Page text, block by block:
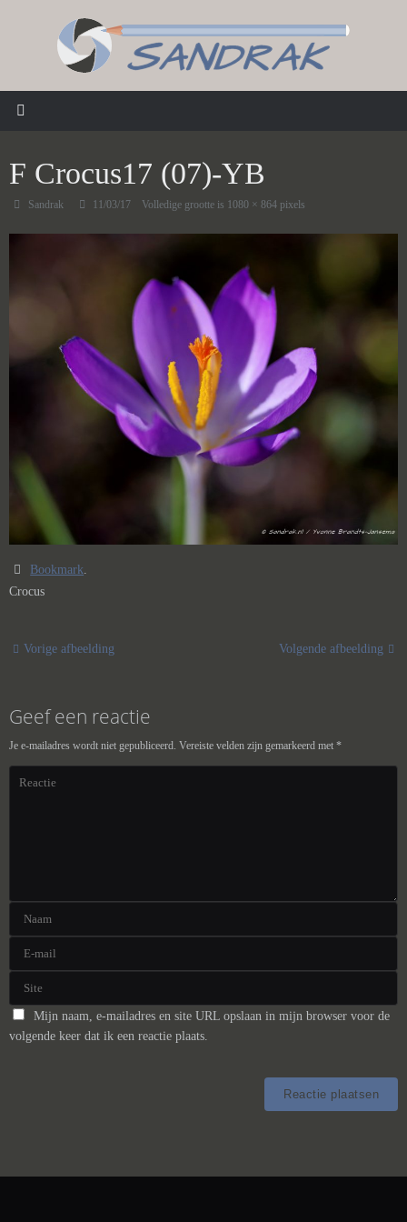
F Crocus17 (07)-YB
Sandrak 11/03/17 Volledige grootte is 1080 × 864 pixels
Bookmark
Crocus
Vorige afbeelding Volgende afbeelding
Geef een reactie
Je e-mailadres wordt niet gepubliceerd. Vereiste velden zijn gemarkeerd met *
Mijn naam, e-mailadres en site URL opslaan in mijn browser voor de
volgende keer dat ik een reactie plaats.